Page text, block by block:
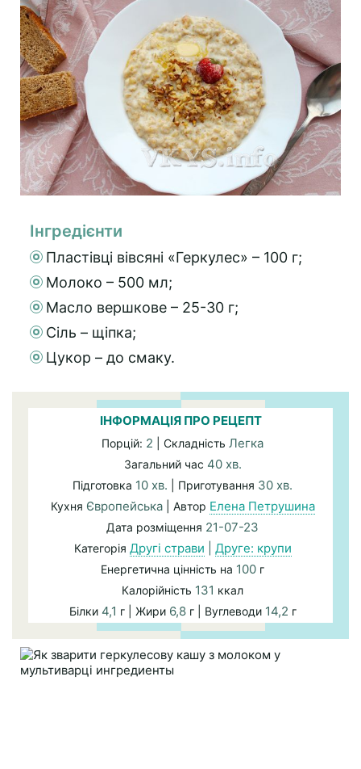
Інгредієнти
Пластівці вівсяні «Геркулес» – 100 г;
Молоко – 500 мл;
Масло вершкове – 25-30 г;
Сіль – щіпка;
Цукор – до смаку.
ІНФОРМАЦІЯ ПРО РЕЦЕПТ
Порцій: 2 | Складність Легка
Загальний час 40 хв.
Підготовка 10 хв. | Приготування 30 хв.
Кухня Європейська| Автор Елена Петрушина
Дата розміщення 21-07-23
Категорія Другі страви Друге: крупи
Енергетична цінність на 100 г
Калорійність 131 ккал
Білки 4,1 г | Жири 6,8г | Вуглеводи 14,2 г